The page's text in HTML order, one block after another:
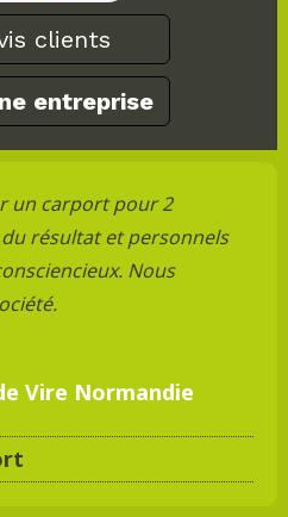
clients
entreprise
un carport pour 2
résultat et personnels
Nous
Vire Normandie